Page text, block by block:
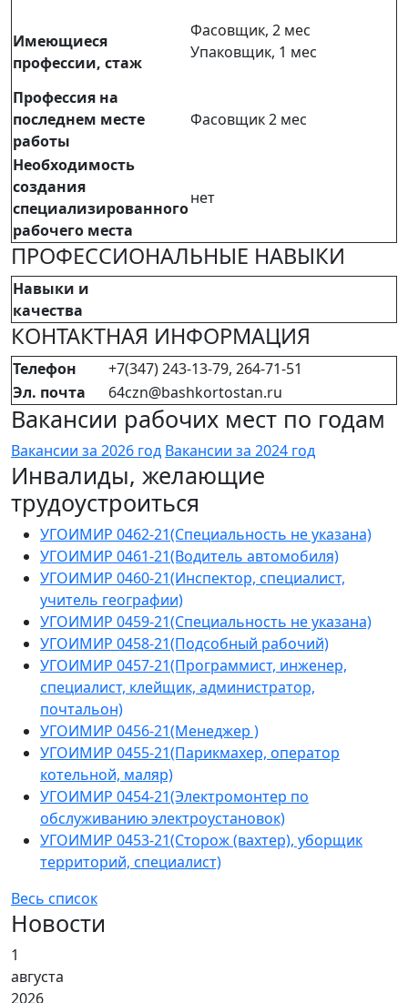
Имеющиеся
профессии, стаж
Фасовщик, 2 мес
Упаковщик, 1 мес
Профессия на
последнем месте
работы
Фасовщик 2 мес
Необходимость
создания
специализированного
рабочего места
нет
ПРОФЕССИОНАЛЬНЫЕ НАВЫКИ
Навыки и
качества
КОНТАКТНАЯ ИНФОРМАЦИЯ
Телефон
+7(347) 243-13-79, 264-71-51
Эл. почта
64czn@bashkortostan.ru
Вакансии рабочих мест по годам
Вакансии за 2026 год Вакансии за 2024 год
Инвалиды, желающие
трудоустроиться
УГОИМИР 0462-21(Специальность не указана)
УГОИМИР 0461-21(Водитель автомобиля)
УГОИМИР 0460-21(Инспектор, специалист,
учитель географии)
УГОИМИР 0459-21(Специальность не указана)
УГОИМИР 0458-21(Подсобный рабочий)
УГОИМИР 0457-21(Программист, инженер,
специалист, клейщик, администратор,
почтальон)
УГОИМИР 0456-21(Менеджер )
УГОИМИР 0455-21(Парикмахер, оператор
котельной, маляр)
УГОИМИР 0454-21(Электромонтер по
обслуживанию электроустановок)
УГОИМИР 0453-21(Сторож (вахтер), уборщик
территорий, специалист)
Весь список
Новости
1
августа
2026